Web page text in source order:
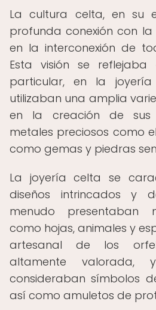
La cultura celta, en su
profunda conexión con
en la interconexión de
Esta visión se
particular, en la
utilizaban una amplia
en la creación de sus
metales preciosos como
como gemas y piedras
La joyería celta se
diseños intrincados y
menudo presentaban
como hojas, animales y
artesanal de los
altamente
consideraban símbolos
así como amuletos de